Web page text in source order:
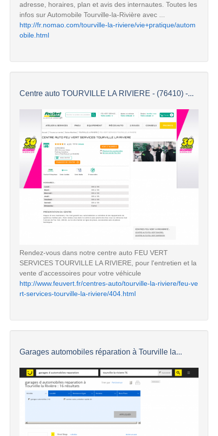
adresse, horaires, plan et avis des internautes. Toutes les
infos sur Automobile Tourville-la-Rivière avec ...
http://fr.nomao.com/tourville-la-riviere/vie+pratique/autom
obile.html
Centre auto TOURVILLE LA RIVIERE - (76410) -...
Rendez-vous dans notre centre auto FEU VERT
SERVICES TOURVILLE LA RIVIERE, pour l'entretien et la
vente d'accessoires pour votre véhicule
http://www.feuvert.fr/centres-auto/tourville-la-riviere/feu-ve
rt-services-tourville-la-riviere/404.html
Garages automobiles réparation à Tourville la...